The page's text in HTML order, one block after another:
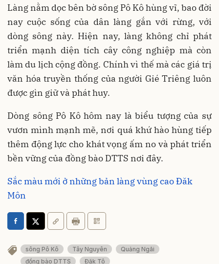
Làng nằm dọc bên bờ sông Pô Kô hùng vĩ, bao đời
nay cuộc sống của dân làng gắn với rừng, với
dòng sông này. Hiện nay, làng không chỉ phát
triển mạnh diện tích cây công nghiệp mà còn
làm du lịch cộng đồng. Chính vì thế mà các giá trị
văn hóa truyền thống của người Gié Triêng luôn
được gìn giữ và phát huy.
Dòng sông Pô Kô hôm nay là biểu tượng của sự
vươn mình mạnh mẽ, nơi quá khứ hào hùng tiếp
thêm động lực cho khát vọng ấm no và phát triển
bền vững của đồng bào DTTS nơi đây.
Sắc màu mới ở những bản làng vùng cao Đăk
Môn
sông Pô Kô Tây Nguyên
Quảng Ngãi
đồng bào DTTS
Đăk Tô